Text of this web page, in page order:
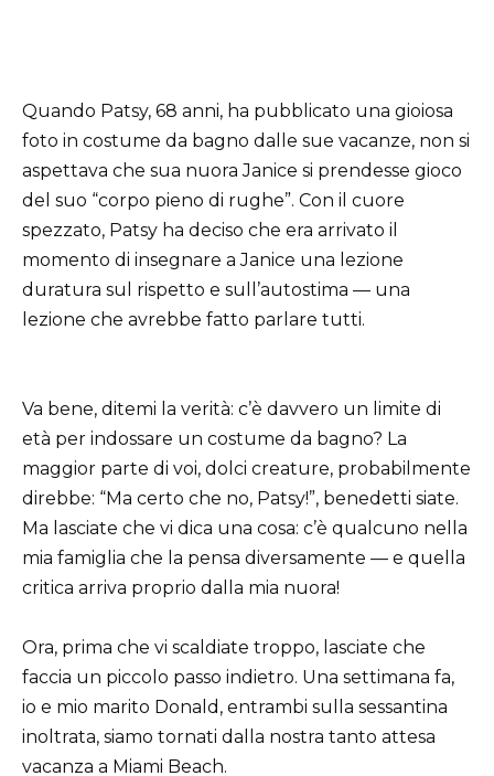
Quando Patsy, 68 anni, ha pubblicato una gioiosa
foto in costume da bagno dalle sue vacanze, non si
aspettava che sua nuora Janice si prendesse gioco
del suo “corpo pieno di rughe”. Con il cuore
spezzato, Patsy ha deciso che era arrivato il
momento di insegnare a Janice una lezione
duratura sul rispetto e sull’autostima — una
lezione che avrebbe fatto parlare tutti.
Va bene, ditemi la verità: c’è davvero un limite di
età per indossare un costume da bagno? La
maggior parte di voi, dolci creature, probabilmente
direbbe: “Ma certo che no, Patsy!”, benedetti siate.
Ma lasciate che vi dica una cosa: c’è qualcuno nella
mia famiglia che la pensa diversamente — e quella
critica arriva proprio dalla mia nuora!
Ora, prima che vi scaldiate troppo, lasciate che
faccia un piccolo passo indietro. Una settimana fa,
io e mio marito Donald, entrambi sulla sessantina
inoltrata, siamo tornati dalla nostra tanto attesa
vacanza a Miami Beach.